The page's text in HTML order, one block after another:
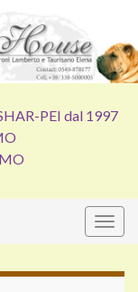
PEI dal 1997
la